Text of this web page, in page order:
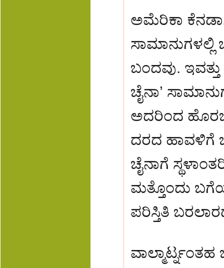
ಅಮೆರಿಕಾ
ಸಾಮಾನುಗಳಲ್ಲಿ
ಬಂದವು.
ಚೈನಾ’
ಅದರಿಂದ
ದರದ ಹಾವಳಿಗೆ
ಚೈನಾಗೆ
ಮತ್ತೊಂದು
ಪರಿಸ್ತಿತಿ
ವಾಲ್ಮಾರ್ಟ್ನಂತಹ